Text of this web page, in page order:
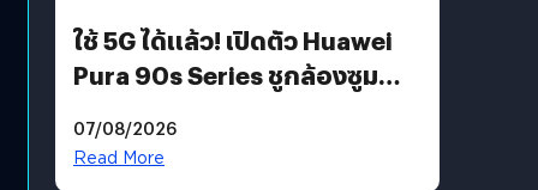
ใช้ 5G ได้แล้ว! เปิดตัว Huawei
Pura 90s Series ชูกล้องซูม
07/08/2026
Read More